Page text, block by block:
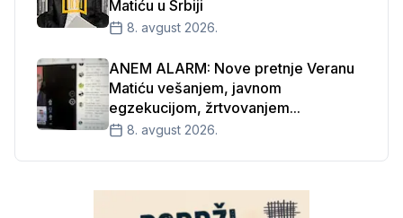
Matiću u Srbiji
8. avgust 2026.
ANEM ALARM: Nove pretnje Veranu
Matiću vešanjem, javnom
egzekucijom, žrtvovanjem...
8. avgust 2026.